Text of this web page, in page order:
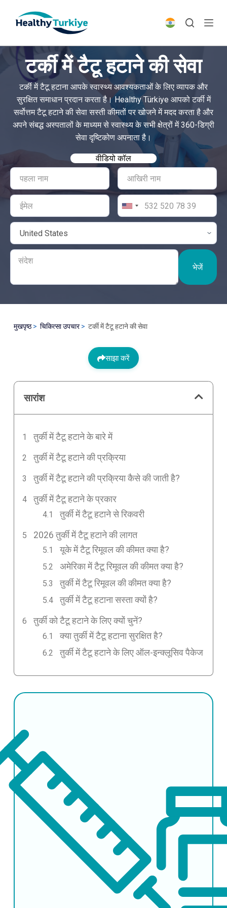
p
n
टर्की में टैटू हटाने की सेवा
टर्की में टैटू हटाना आपके स्वास्थ्य आवश्यकताओं के लिए व्यापक और
सुरक्षित समाधान प्रदान करता है। Healthy Türkiye आपको टर्की में
सर्वोत्तम टैटू हटाने की सेवा सस्ती कीमतों पर खोजने में मदद करता है और
अपने संबद्ध अस्पतालों के माध्यम से स्वास्थ्य के सभी क्षेत्रों में 360-डिग्री
सेवा दृष्टिकोण अपनाता है।
वीडियो कॉल
भेजें
मुखपृष्ठ चिकित्सा उपचार टर्की में टैटू हटाने की सेवा
साझा करें
सारांश
तुर्की में टैटू हटाने के बारे में
तुर्की में टैटू हटाने की प्रक्रिया
तुर्की में टैटू हटाने की प्रक्रिया कैसे की जाती है?
तुर्की में टैटू हटाने के प्रकार
तुर्की में टैटू हटाने से रिकवरी
2026 तुर्की में टैटू हटाने की लागत
यूके में टैटू रिमूवल की कीमत क्या है?
अमेरिका में टैटू रिमूवल की कीमत क्या है?
तुर्की में टैटू रिमूवल की कीमत क्या है?
तुर्की में टैटू हटाना सस्ता क्यों है?
तुर्की को टैटू हटाने के लिए क्यों चुनें?
क्या तुर्की में टैटू हटाना सुरक्षित है?
तुर्की में टैटू हटाने के लिए ऑल-इन्क्लूसिव पैकेज